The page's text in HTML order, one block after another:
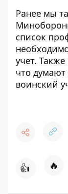
Ранее мы
список
учет.
что думают
воинский
👍 🔥